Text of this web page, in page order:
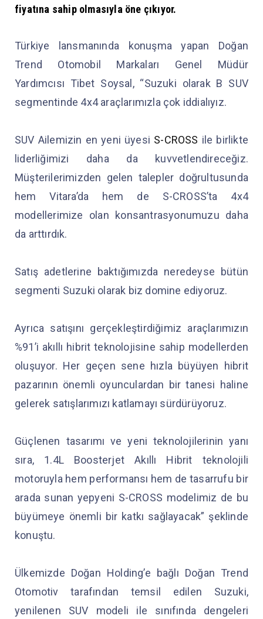
fiyatına sahip olmasıyla öne çıkıyor.
Türkiye lansmanında konuşma yapan Doğan
Trend Otomobil Markaları Genel Müdür
Yardımcısı Tibet Soysal, “Suzuki olarak B SUV
segmentinde 4x4 araçlarımızla çok iddialıyız.
SUV Ailemizin en yeni üyesi S-CROSS ile birlikte
liderliğimizi daha da kuvvetlendireceğiz.
Müşterilerimizden gelen talepler doğrultusunda
hem Vitara’da hem de S-CROSS’ta 4x4
modellerimize olan konsantrasyonumuzu daha
da arttırdık.
Satış adetlerine baktığımızda neredeyse bütün
segmenti Suzuki olarak biz domine ediyoruz.
Ayrıca satışını gerçekleştirdiğimiz araçlarımızın
%91’i akıllı hibrit teknolojisine sahip modellerden
oluşuyor. Her geçen sene hızla büyüyen hibrit
pazarının önemli oyunculardan bir tanesi haline
gelerek satışlarımızı katlamayı sürdürüyoruz.
Güçlenen tasarımı ve yeni teknolojilerinin yanı
sıra, 1.4L Boosterjet Akıllı Hibrit teknolojili
motoruyla hem performansı hem de tasarrufu bir
arada sunan yepyeni S-CROSS modelimiz de bu
büyümeye önemli bir katkı sağlayacak” şeklinde
konuştu.
Ülkemizde Doğan Holding’e bağlı Doğan Trend
Otomotiv tarafından temsil edilen Suzuki,
yenilenen SUV modeli ile sınıfında dengeleri